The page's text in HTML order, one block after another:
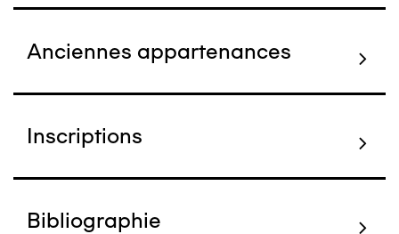
Anciennes appartenances
Inscriptions
Bibliographie